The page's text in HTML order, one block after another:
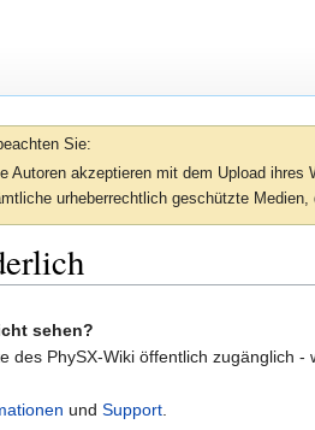
Sie:
Autoren akzeptieren mit dem Upload ihres
urheberrechtlich geschützte
sehen?
des PhySX-Wiki öffentlich zugänglich -
und Support